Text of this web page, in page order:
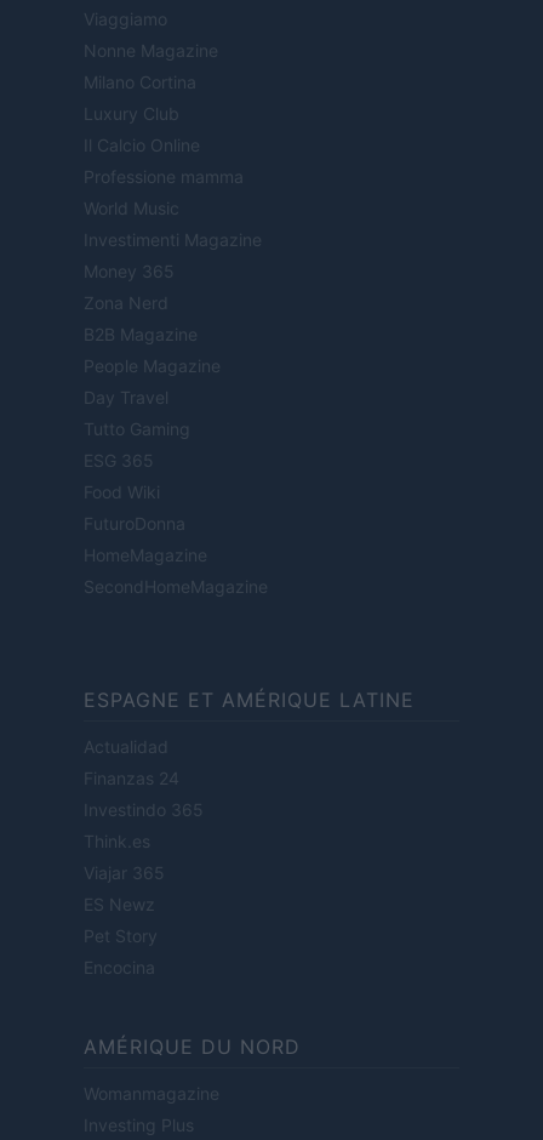
Viaggiamo
Nonne Magazine
Milano Cortina
Luxury Club
Il Calcio Online
Professione mamma
World Music
Investimenti Magazine
Money 365
Zona Nerd
B2B Magazine
People Magazine
Day Travel
Tutto Gaming
ESG 365
Food Wiki
FuturoDonna
HomeMagazine
SecondHomeMagazine
ESPAGNE ET AMÉRIQUE LATINE
Actualidad
Finanzas 24
Investindo 365
Think.es
Viajar 365
ES Newz
Pet Story
Encocina
AMÉRIQUE DU NORD
Womanmagazine
Investing Plus